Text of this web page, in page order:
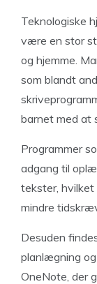
Teknologiske
være en stor
og hjemme.
som blandt
barnet med at
Programmer
adgang til
tekster, hvilket
mindre
Desuden
planlægning
OneNote, der